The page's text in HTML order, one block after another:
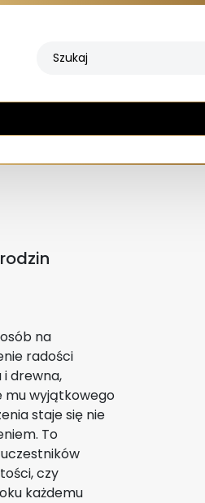
na
radości
drewna,
mu wyjątkowego
staje się nie
To
czy
każdemu